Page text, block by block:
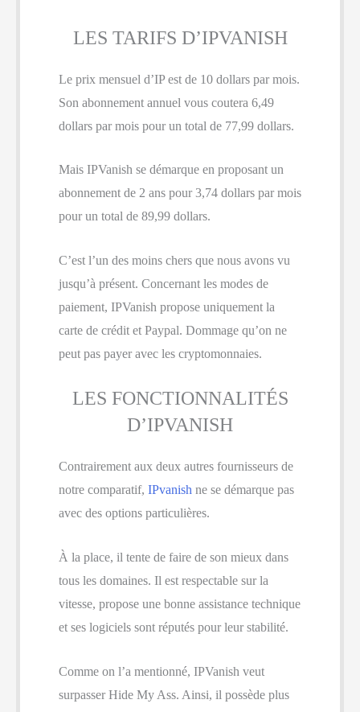
LES TARIFS D’IPVANISH
Le prix mensuel d’IP est de 10 dollars par mois.
Son abonnement annuel vous coutera 6,49
dollars par mois pour un total de 77,99 dollars.
Mais IPVanish se démarque en proposant un
abonnement de 2 ans pour 3,74 dollars par mois
pour un total de 89,99 dollars.
C’est l’un des moins chers que nous avons vu
jusqu’à présent. Concernant les modes de
paiement, IPVanish propose uniquement la
carte de crédit et Paypal. Dommage qu’on ne
peut pas payer avec les cryptomonnaies.
LES FONCTIONNALITÉS
D’IPVANISH
Contrairement aux deux autres fournisseurs de
notre comparatif, IPvanish ne se démarque pas
avec des options particulières.
À la place, il tente de faire de son mieux dans
tous les domaines. Il est respectable sur la
vitesse, propose une bonne assistance technique
et ses logiciels sont réputés pour leur stabilité.
Comme on l’a mentionné, IPVanish veut
surpasser Hide My Ass. Ainsi, il possède plus